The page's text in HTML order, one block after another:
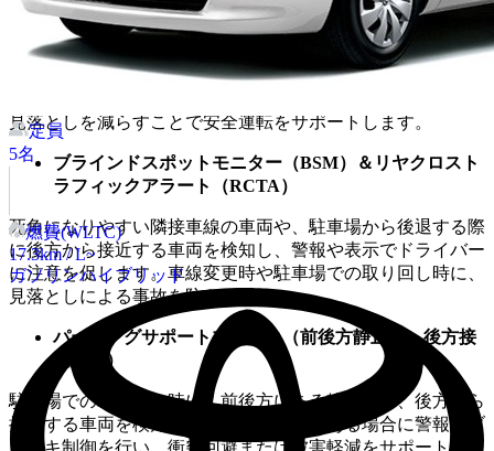
本の交通環境において、大きな安心感を提供します。
ロードサインアシスト（RSA）
見落としを減らすことで安全運転をサポートします。
ブラインドスポットモニター（BSM）＆リヤクロスト
ラフィックアラート（RCTA）
死角になりやすい隣接車線の車両や、駐車場から後退する際
に後方から接近する車両を検知し、警報や表示でドライバー
に注意を促します。車線変更時や駐車場での取り回し時に、
見落としによる事故を防ぎます。
パーキングサポートブレーキ（前後方静止物、後方接
近車両）
駐車場での取り回し時に、前後方にある静止物や、後方から
接近する車両を検知して、衝突の危険がある場合に警報やブ
定員
5名
燃費(WLTC)
17.3km / L~
ガソリンハイブリッド